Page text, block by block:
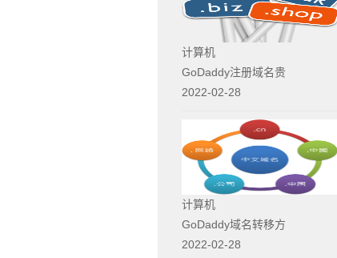
计算机
GoDaddy注册域名贵
2022-02-28
计算机
GoDaddy域名转移方
2022-02-28